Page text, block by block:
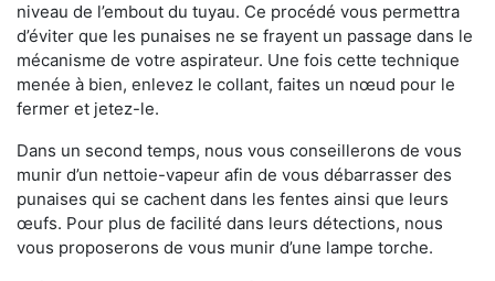
niveau de l’embout du tuyau. Ce procédé vous permettra
d’éviter que les punaises ne se frayent un passage dans le
mécanisme de votre aspirateur. Une fois cette technique
menée à bien, enlevez le collant, faites un nœud pour le
fermer et jetez-le.
Dans un second temps, nous vous conseillerons de vous
munir d’un nettoie-vapeur afin de vous débarrasser des
punaises qui se cachent dans les fentes ainsi que leurs
œufs. Pour plus de facilité dans leurs détections, nous
vous proposerons de vous munir d’une lampe torche.